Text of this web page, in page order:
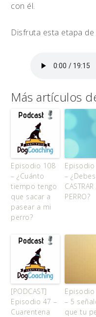
con él.
Disfruta esta etapa de
Más artículos
Episodio 108
– ¿Cuánto
tiempo tengo
que sacar a
pasear a mi
perro?
– ¿Debes
PERRO?
[PODCAST]
Episodio 47 –
Cuarentena
– 5
que tu